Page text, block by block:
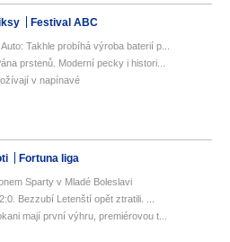
Festival ABC
Takhle probíhá výroba baterií p...
prstenů. Moderní pecky i histori...
v napínavé
Fortuna liga
Sparty v Mladé Boleslavi
Bezzubí Letenští opět ztratili. ...
mají první výhru, premiérovou t...